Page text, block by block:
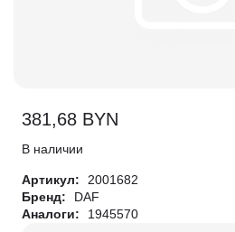
381,68 BYN
В наличии
Артикул:
2001682
Бренд:
DAF
Аналоги:
1945570